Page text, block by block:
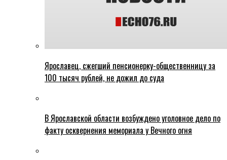
Ярославец, сжегший пенсионерку-общественницу за
100 тысяч рублей, не дожил до суда
В Ярославской области возбуждено уголовное дело по
факту осквернения мемориала у Вечного огня